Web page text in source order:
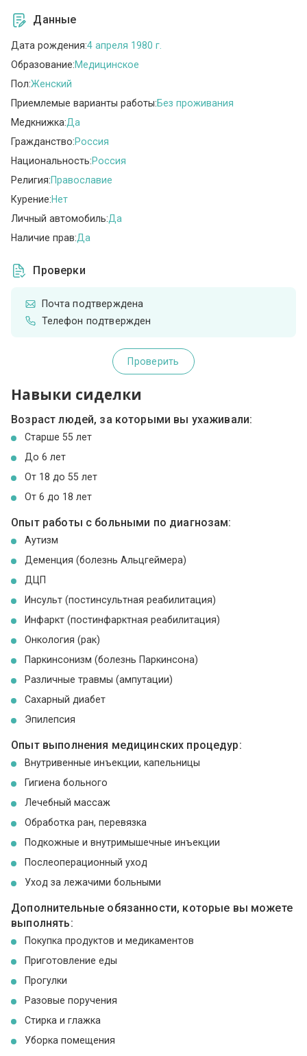
Данные
Дата рождения:4 апреля 1980 г.
Образование:Медицинское
Пол:Женский
Приемлемые варианты работы:Без проживания
Медкнижка:Да
Гражданство:Россия
Национальность:Россия
Религия:Православие
Курение:Нет
Личный автомобиль:Да
Наличие прав:Да
Проверки
Почта подтверждена
Телефон подтвержден
Проверить
Навыки сиделки
Возраст людей, за которыми вы ухаживали:
Cтарше 55 лет
До 6 лет
От 18 до 55 лет
От 6 до 18 лет
Опыт работы с больными по диагнозам:
Аутизм
Деменция (болезнь Альцгеймера)
ДЦП
Инсульт (постинсультная реабилитация)
Инфаркт (постинфарктная реабилитация)
Онкология (рак)
Паркинсонизм (болезнь Паркинсона)
Различные травмы (ампутации)
Сахарный диабет
Эпилепсия
Опыт выполнения медицинских процедур:
Внутривенные инъекции, капельницы
Гигиена больного
Лечебный массаж
Обработка ран, перевязка
Подкожные и внутримышечные инъекции
Послеоперационный уход
Уход за лежачими больными
Дополнительные обязанности, которые вы можете
выполнять:
Покупка продуктов и медикаментов
Приготовление еды
Прогулки
Разовые поручения
Стирка и глажка
Уборка помещения